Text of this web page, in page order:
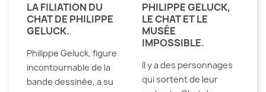
LA FILIATION DU
CHAT DE PHILIPPE
GELUCK.
Philippe Geluck, figure
incontournable de la
bande dessinée, a su
PHILIPPE GELUCK,
LE CHAT ET LE
MUSÉE
IMPOSSIBLE.
Il y a des personnages
qui sortent de leur